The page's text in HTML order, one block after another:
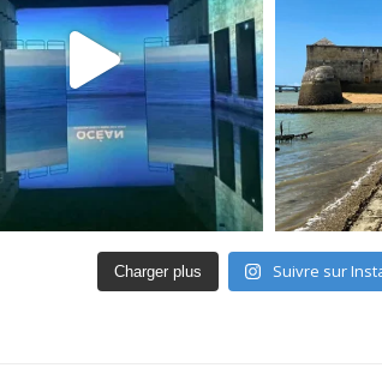
Charger plus Suivre sur